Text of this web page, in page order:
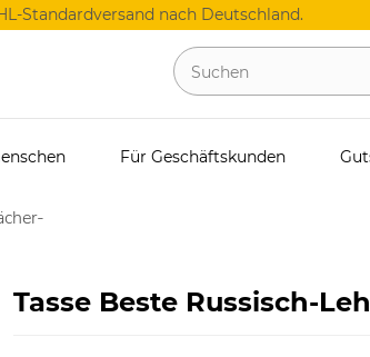
Standardversand nach Deutschland.
Für Geschäftskunden
Tasse Beste Russisch-